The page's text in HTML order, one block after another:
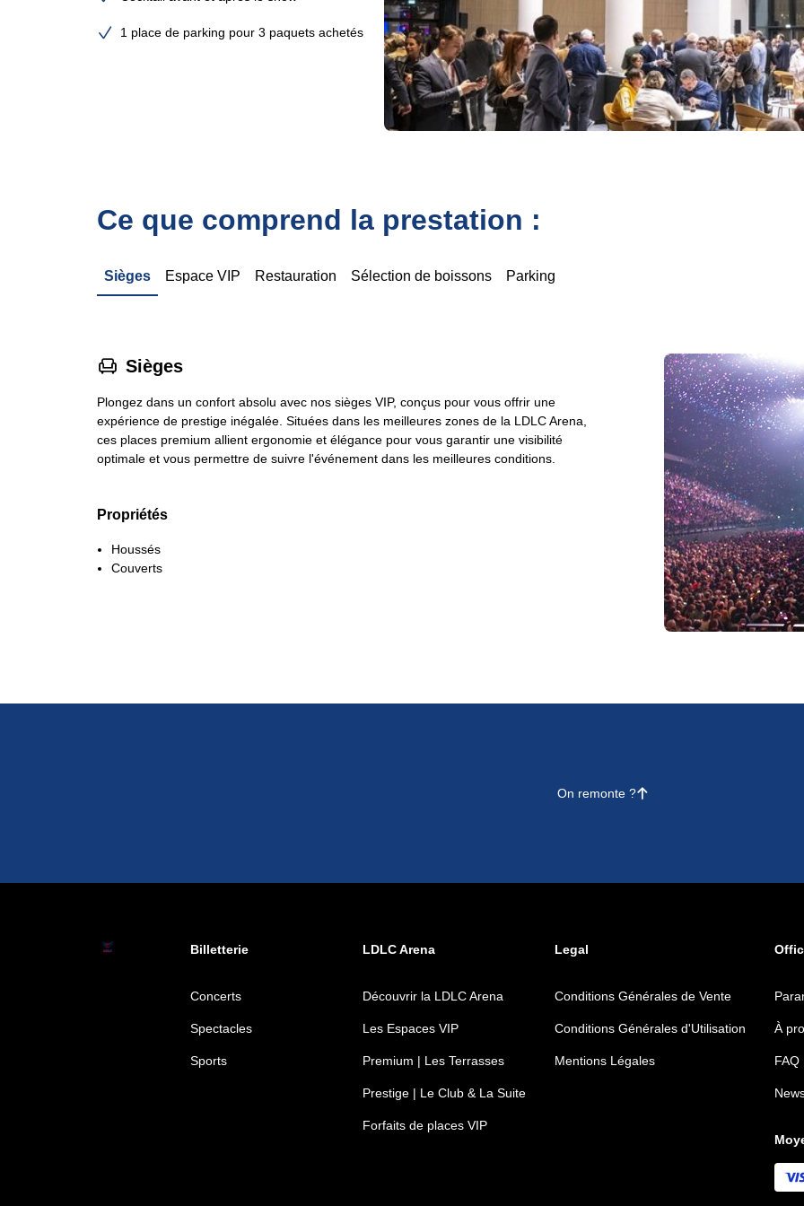
1 place de parking pour 3 paquets achetés
Ce que comprend la prestation :
Sièges Espace VIP Restauration Sélection de boissons Parking
􁐴 Sièges
Plongez dans un confort absolu avec nos sièges VIP, conçus pour vous offrir une
expérience de prestige inégalée. Situées dans les meilleures zones de la LDLC Arena,
ces places premium allient ergonomie et élégance pour vous garantir une visibilité
optimale et vous permettre de suivre l'événement dans les meilleures conditions.
Propriétés
Houssés
Couverts
On remonte ?􀄨
Billetterie LDLC Arena Legal
Concerts
Spectacles
Sports
Découvrir la LDLC Arena
Les Espaces VIP
Premium | Les Terrasses
Prestige | Le Club & La Suite
Forfaits de places VIP
Conditions Générales de Vente
Conditions Générales d'Utilisation
Mentions Légales
À
FAQ